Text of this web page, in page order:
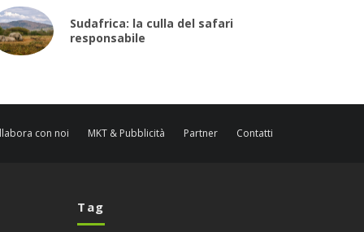
Sudafrica: la culla del safari
responsabile
con noi MKT & Pubblicità Partner Contatti
Tag